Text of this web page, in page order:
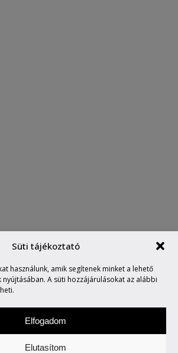
Süti tájékoztató
használunk, amik segítenek minket a lehető
A süti hozzájárulásokat az alábbi
Elfogadom
Elutasítom
EGY ILYET!